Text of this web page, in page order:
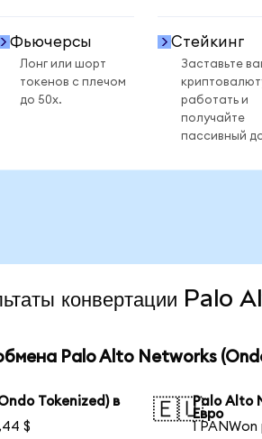
Фьючерсы
Лонг или шорт
токенов с плечом
до 50x.
Стейкинг
Заставьте
работать и
получайте
пассивный
конвертации
Palo Alto Networks
Tokenized) в
$
🇪🇺Palo Alto
Евро
1 PANWon